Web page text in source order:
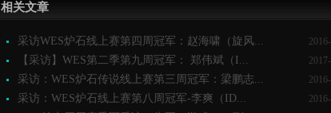
相关文章
2016-
采访WES炉石线上赛第四周冠军：赵海啸（旋风...
【采访】WES第二季第九周冠军： 郑伟斌（I...
采访：WES炉石传说线上赛第三周冠军：梁鹏志...
采访：WES炉石线上赛第八周冠军-李爽（ID...